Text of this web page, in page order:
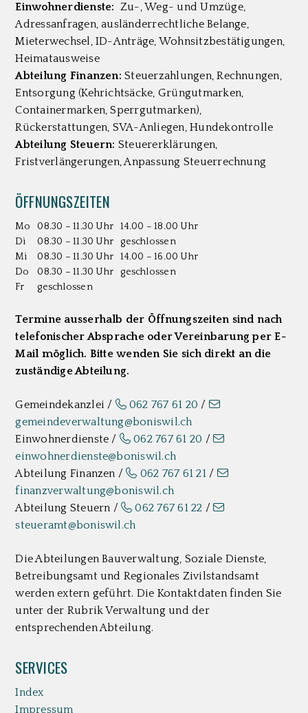
Einwohnerdienste: Zu-, Weg- und Umzüge,
Adressanfragen, ausländerrechtliche Belange,
Mieterwechsel, ID-Anträge, Wohnsitzbestätigungen,
Heimatausweise
Abteilung Finanzen:Steuerzahlungen, Rechnungen,
Entsorgung (Kehrichtsäcke, Grüngutmarken,
Containermarken, Sperrgutmarken),
Rückerstattungen, SVA-Anliegen, Hundekontrolle
Abteilung Steuern: Steuererklärungen,
Fristverlängerungen, Anpassung Steuerrechnung
ÖFFNUNGSZEITEN
Mo 08.30 – 11.30 Uhr
14.00 – 18.00 Uhr
Di
08.30 – 11.30 Uhr
geschlossen
Mi
08.30 – 11.30 Uhr
14.00 – 16.00 Uhr
Do
08.30 – 11.30 Uhr
geschlossen
Fr
geschlossen
Termine ausserhalb der Öffnungszeiten sind nach
telefonischer Absprache oder Vereinbarung per E-
Mail möglich. Bitte wenden Sie sich direkt an die
zuständige Abteilung.
Gemeindekanzlei / 062 767 61 20 /
gemeindeverwaltung@boniswil.ch
Einwohnerdienste /
062 767 61 20 /
einwohnerdienste@boniswil.ch
Abteilung Finanzen /
062 767 61 21/
finanzverwaltung@boniswil.ch
Abteilung Steuern /
062 767 61 22 /
steueramt@boniswil.ch
Die Abteilungen Bauverwaltung, Soziale Dienste,
Betreibungsamt und Regionales Zivilstandsamt
werden extern geführt. Die Kontaktdaten finden Sie
unter der Rubrik Verwaltung und der
entsprechenden Abteilung.
SERVICES
Index
Impressum